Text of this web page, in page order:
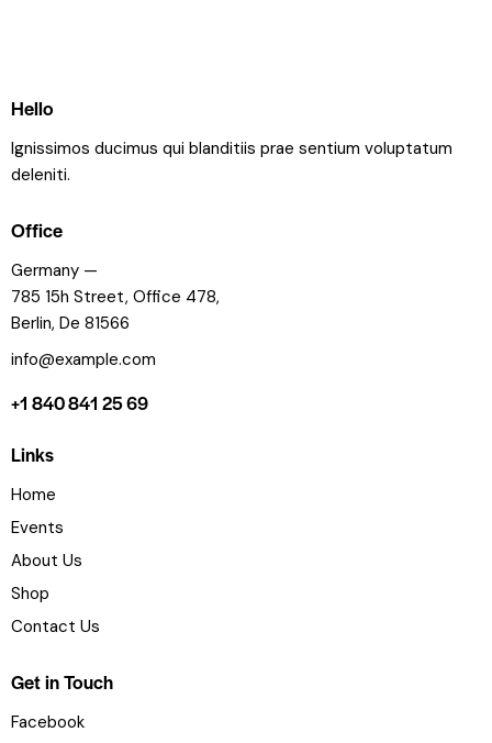
Hello
Ignissimos ducimus qui blanditiis prae sentium voluptatum
deleniti.
Office
Germany —
785 15h Street, Office 478,
Berlin, De 81566
info@example.com
+1 840 841 25 69
Links
Home
Events
About Us
Shop
Contact Us
Get in Touch
Facebook